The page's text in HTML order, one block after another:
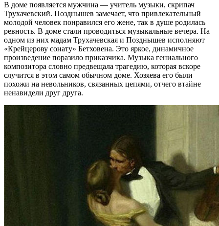
В доме появляется мужчина — учитель музыки, скрипач
Трухачевский. Позднышев замечает, что привлекательный
молодой человек понравился его жене, так в душе родилась
ревность. В доме стали проводиться музыкальные вечера. На
одном из них мадам Трухачевская и Позднышев исполняют
«Крейцерову сонату» Бетховена. Это яркое, динамичное
произведение поразило приказчика. Музыка гениального
композитора словно предвещала трагедию, которая вскоре
случится в этом самом обычном доме. Хозяева его были
похожи на невольников, связанных цепями, отчего втайне
ненавидели друг друга.